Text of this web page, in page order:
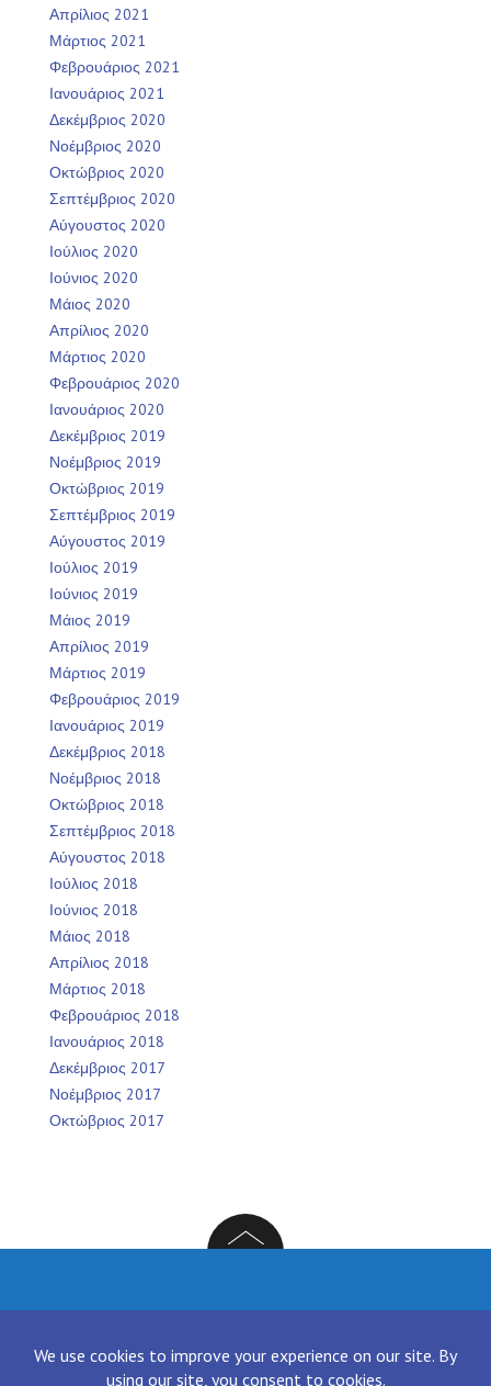
Απρίλιος 2021
Μάρτιος 2021
Φεβρουάριος 2021
Ιανουάριος 2021
Δεκέμβριος 2020
Νοέμβριος 2020
Οκτώβριος 2020
Σεπτέμβριος 2020
Αύγουστος 2020
Ιούλιος 2020
Ιούνιος 2020
Μάιος 2020
Απρίλιος 2020
Μάρτιος 2020
Φεβρουάριος 2020
Ιανουάριος 2020
Δεκέμβριος 2019
Νοέμβριος 2019
Οκτώβριος 2019
Σεπτέμβριος 2019
Αύγουστος 2019
Ιούλιος 2019
Ιούνιος 2019
Μάιος 2019
Απρίλιος 2019
Μάρτιος 2019
Φεβρουάριος 2019
Ιανουάριος 2019
Δεκέμβριος 2018
Νοέμβριος 2018
Οκτώβριος 2018
Σεπτέμβριος 2018
Αύγουστος 2018
Ιούλιος 2018
Ιούνιος 2018
Μάιος 2018
Απρίλιος 2018
Μάρτιος 2018
Φεβρουάριος 2018
Ιανουάριος 2018
Δεκέμβριος 2017
Νοέμβριος 2017
Οκτώβριος 2017